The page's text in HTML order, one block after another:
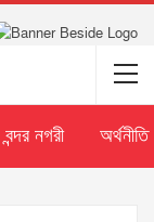
বন্দর নগরী অর্থনীতি